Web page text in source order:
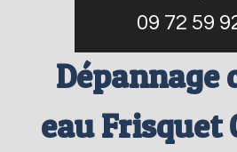
09 72 59
Dépannage
eau Frisquet